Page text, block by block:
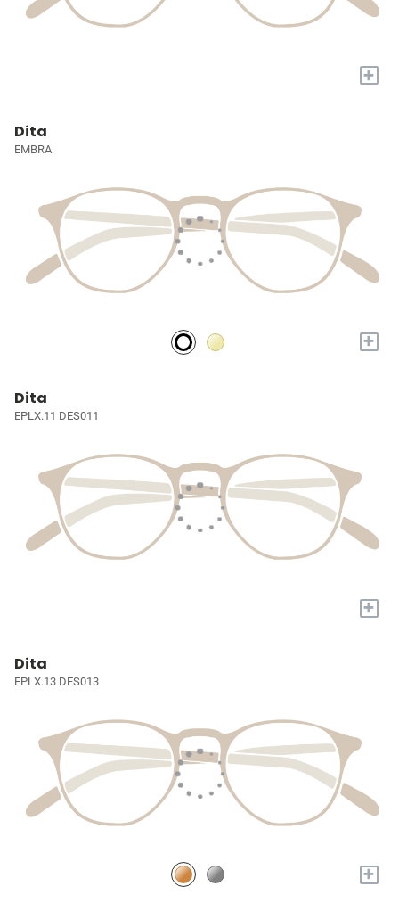
+
Dita
EMBRA
+
Dita
EPLX.11 DES011
+
Dita
EPLX.13 DES013
+